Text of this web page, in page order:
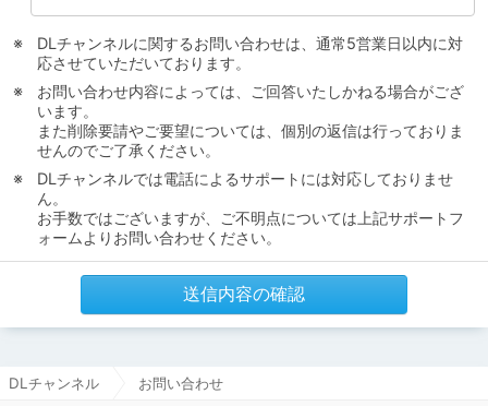
DLチャンネルに関するお問い合わせは、通常5営業日以内に対
応させていただいております。
お問い合わせ内容によっては、ご回答いたしかねる場合がござ
います。
また削除要請やご要望については、個別の返信は行っておりま
せんのでご了承ください。
DLチャンネルでは電話によるサポートには対応しておりませ
ん。
お手数ではございますが、ご不明点については上記サポートフ
ォームよりお問い合わせください。
送信内容の確認
DLチャンネル お問い合わせ